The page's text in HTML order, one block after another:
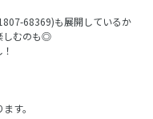
68369)も展開しているか
しむのも◎
す。